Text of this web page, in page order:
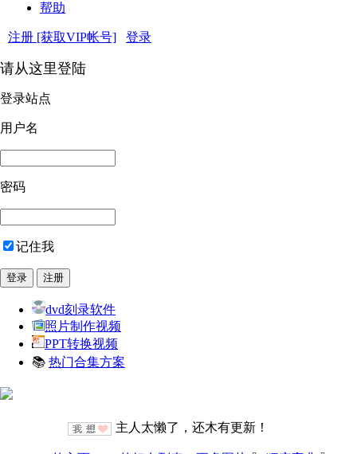
帮助
注册 [获取VIP帐号] 登录
请从这里登陆
登录站点
用户名
密码
记住我
dvd刻录软件
照片制作视频
PPT转换视频
📚 热门合集方案
主人太懒了，还木有更新！